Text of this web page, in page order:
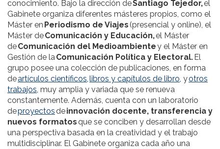
conocimiento. Bajo la dirección deSantiago Tejedor,el
Gabinete organiza diferentes másteres propios, como el
Máster en Periodismo de Viajes(presencial y online), el
Máster deComunicación y Educación,el Máster
deComunicación del Medioambientey el Máster en
Gestión de laComunicación Política y Electoral. El
grupo posee una colección de publicaciones, en forma
deartículos científicos,libros y capítulos de libro, yotros
trabajos, muy amplia y variada que se renueva
constantemente. Además, cuenta con un laboratorio
deproyectosdeinnovación docente, transferencia y
nuevos formatosque se conciben y desarrollan desde
una perspectiva basada en la creatividad y el trabajo
multidisciplinar. El Gabinete organiza cada año una